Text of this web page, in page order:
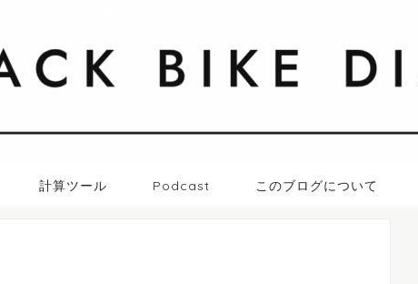
計算ツール Podcast このブログについて